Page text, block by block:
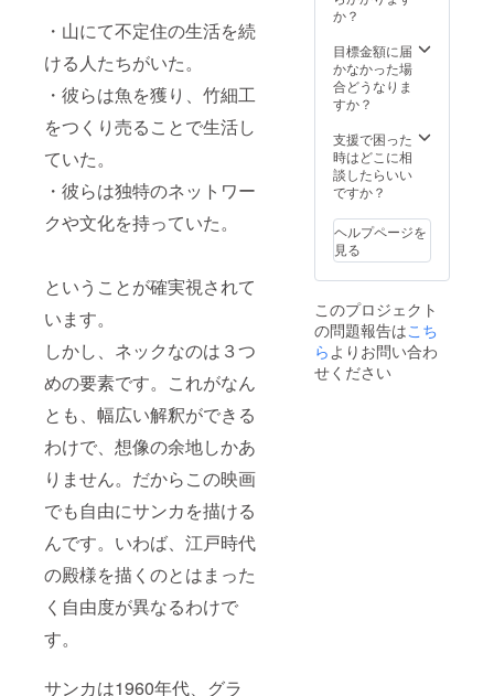
・山にて不定住の生活を続
ける人たちがいた。
・彼らは魚を獲り、竹細工
をつくり売ることで生活し
ていた。
・彼らは独特のネットワー
クや文化を持っていた。
ということが確実視されて
います。
しかし、ネックなのは３つ
めの要素です。これがなん
とも、幅広い解釈ができる
わけで、想像の余地しかあ
りません。だからこの映画
でも自由にサンカを描ける
んです。いわば、江戸時代
の殿様を描くのとはまった
く自由度が異なるわけで
す。
サンカは1960年代、グラ
のユーザー名を
だきます。
か？
目標金額に届
かなかった場
合どうなりま
すか？
支援で困った
時はどこに相
談したらいい
ですか？
ヘルプページを
見る
このプロジェクト
の問題報告はこち
ら よりお問い合わ
せください